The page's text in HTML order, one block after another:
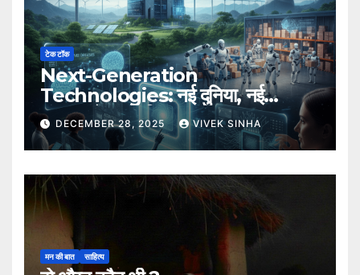
टेक टॉक
Next-Generation
Technologies: नई दुनिया, नई
संभावनाएँ, नया भविष्य
DECEMBER 28, 2025 VIVEK SINHA
मन की बात साहित्य